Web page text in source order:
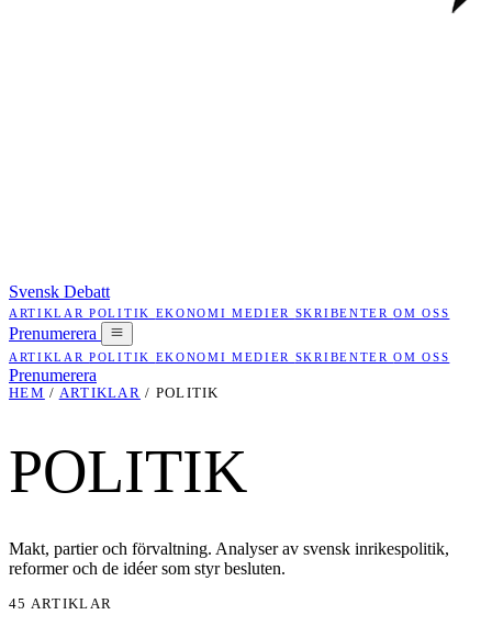
Svensk Debatt
ARTIKLARPOLITIK EKONOMIMEDIER SKRIBENTEROM OSS
Prenumerera
ARTIKLARPOLITIK EKONOMIMEDIER SKRIBENTEROM OSS
Prenumerera
HEM / ARTIKLAR / POLITIK
POLITIK
Makt, partier och förvaltning. Analyser av svensk inrikespolitik,
reformer och de idéer som styr besluten.
45 ARTIKLAR